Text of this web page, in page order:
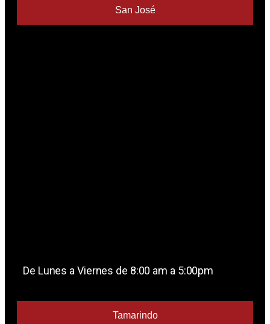
San José
Tamarindo
De Lunes a Viernes de 8:00 am a 5:00pm